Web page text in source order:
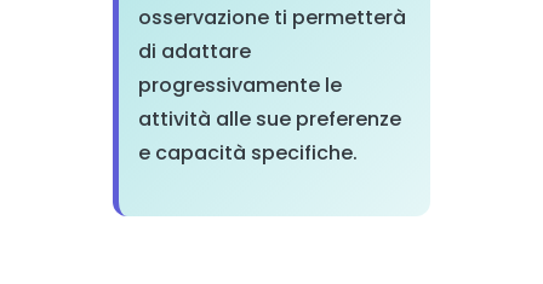
osservazione ti permetterà
di adattare
progressivamente le
attività alle sue preferenze
e capacità specifiche.